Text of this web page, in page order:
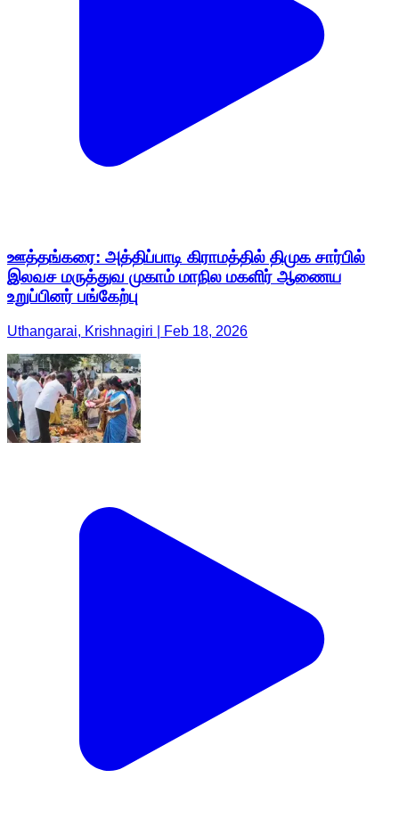
ஊத்தங்கரை: அத்திப்பாடி கிராமத்தில் திமுக சார்பில்
இலவச மருத்துவ முகாம் மாநில மகளிர் ஆணைய
உறுப்பினர் பங்கேற்பு
Uthangarai, Krishnagiri | Feb 18, 2026